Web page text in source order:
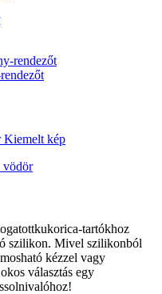
tartókhoz
szilikon. Mivel szilikonból
kézzel vagy
választás egy